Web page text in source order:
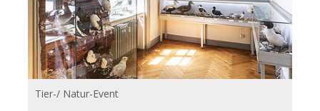
Tier-/ Natur-Event